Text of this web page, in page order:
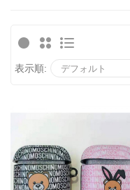
表示順: